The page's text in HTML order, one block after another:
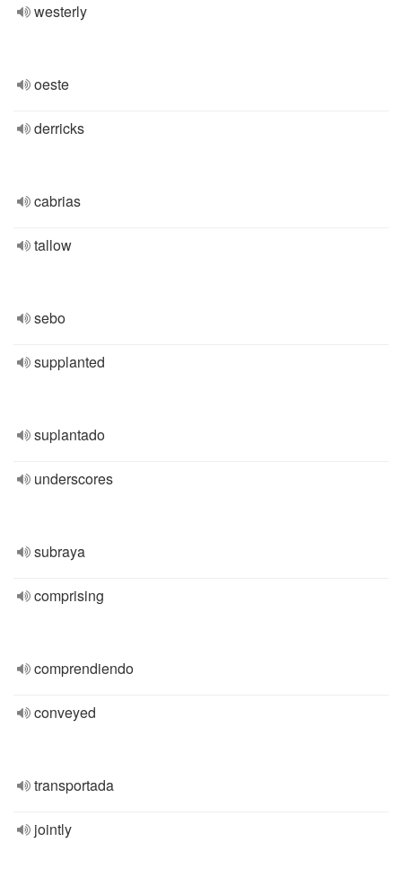
westerly
oeste
derricks
cabrias
tallow
sebo
supplanted
suplantado
underscores
subraya
comprising
comprendiendo
conveyed
transportada
jointly